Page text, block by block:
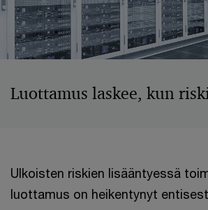
Luottamus laskee, kun
Ulkoisten riskien lisääntyessä
luottamus on heikentynyt